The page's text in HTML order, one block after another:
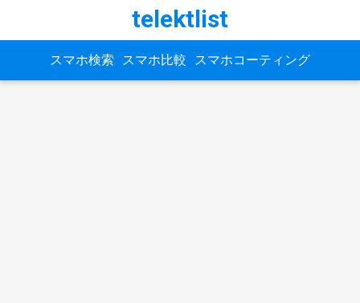
telektlist
スマホ検索 スマホ比較 スマホコーティング